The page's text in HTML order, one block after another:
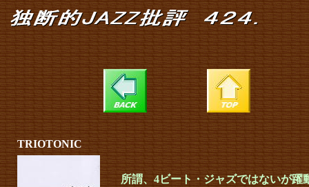
TRIOTONIC
所謂、4ビート・ジャズではないが躍